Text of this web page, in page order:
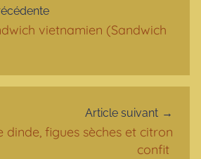
vietnamien (Sandwich
Article suivant
dinde, figues sèches et citron
confit